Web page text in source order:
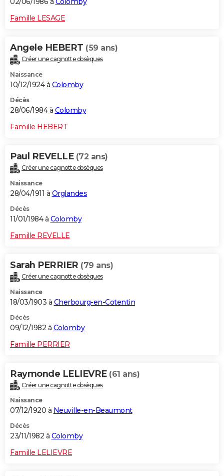
Famille LESAGE
Angele HEBERT (59 ans)
Créer une cagnotte obsèques
Naissance
10/12/1924 à Colomby
Décès
28/06/1984 à Colomby
Famille HEBERT
Paul REVELLE (72 ans)
Créer une cagnotte obsèques
Naissance
28/04/1911 à Orglandes
Décès
11/01/1984 à Colomby
Famille REVELLE
Sarah PERRIER (79 ans)
Créer une cagnotte obsèques
Naissance
18/03/1903 à Cherbourg-en-Cotentin
Décès
09/12/1982 à Colomby
Famille PERRIER
Raymonde LELIEVRE (61 ans)
Créer une cagnotte obsèques
Naissance
07/12/1920 à Neuville-en-Beaumont
Décès
23/11/1982 à Colomby
Famille LELIEVRE